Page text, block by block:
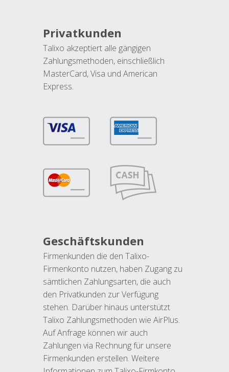
Privatkunden
Talixo akzeptiert alle gängigen
Zahlungsmethoden, einschließlich
MasterCard, Visa und American
Express.
Geschäftskunden
Firmenkunden die den Talixo-
Firmenkonto nutzen, haben Zugang zu
sämtlichen Zahlungsarten, die auch
den Privatkunden zur Verfügung
stehen. Darüber hinaus unterstützt
Talixo Zahlungsmethoden wie AirPlus.
Auf Anfrage können wir auch
Zahlungen via Rechnung für unsere
Firmenkunden erstellen. Weitere